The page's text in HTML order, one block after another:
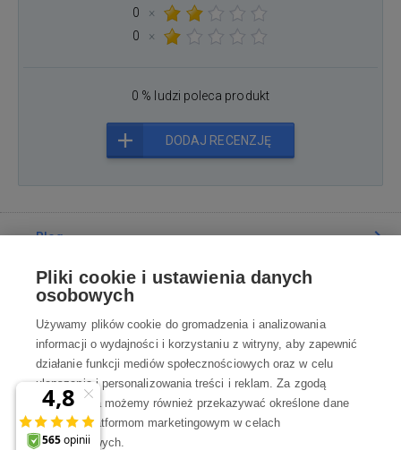
0
×
0
×
0 % ludzi poleca produkt
DODAJ RECENZJĘ
Blog
Poradnia
Wszystko o zakupach
Kontakt
Skontaktuj się z Nami
Pliki cookie i ustawienia danych
osobowych
Używamy plików cookie do gromadzenia i analizowania
informacji o wydajności i korzystaniu z witryny, aby zapewnić
działanie funkcji mediów społecznościowych oraz w celu
ulepszania i personalizowania treści i reklam. Za zgodą
użytkownika możemy również przekazywać określone dane
osobowe platformom marketingowym w celach
marketingowych.